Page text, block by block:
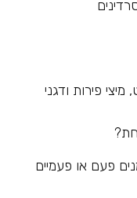
פירות ודגני
פעם או פעמיים